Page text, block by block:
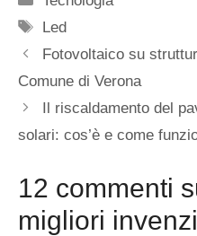
Tag
Led
Fotovoltaico su
Comune di Verona
Il riscaldamento del
solari: cos’è e come
12 commenti
migliori